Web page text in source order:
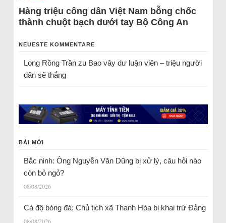
Hàng triệu công dân Việt Nam bỗng chốc
thành chuột bạch dưới tay Bộ Công An
NEUESTE KOMMENTARE
Long Rồng Trầnzu Bao vây dư luận viên – triệu người
dân sẽ thắng
BÀI MỚI
Bắc ninh: Ông Nguyễn Văn Dũng bị xử lý, câu hỏi nào
còn bỏ ngỏ?
08/08/2026
Cá độ bóng đá: Chủ tịch xã Thanh Hóa bị khai trừ Đảng
08/08/2026